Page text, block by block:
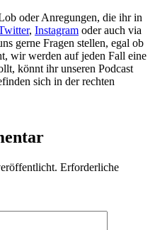
oder Anregungen, die ihr in
, Instagram oder auch via
gerne Fragen stellen, egal ob
wir werden auf jeden Fall eine
könnt ihr unseren Podcast
sich in der rechten
Erforderliche